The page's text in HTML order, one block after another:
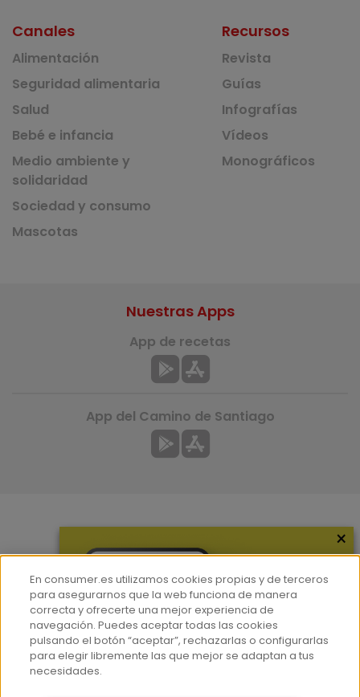
Canales
Alimentación
Seguridad alimentaria
Salud
Bebé e infancia
Medio ambiente y
solidaridad
Sociedad y consumo
Mascotas
Recursos
Revista
Guías
Infografías
Vídeos
Monográficos
Hemeroteca
Contacto
Prensa
Corpus Lingüístico Consumer
Nuestras Apps
App de recetas
App del Camino de Santiago
×
En consumer.es utilizamos cookies propias y de terceros
para asegurarnos que la web funciona de manera
correcta y ofrecerte una mejor experiencia de
navegación. Puedes aceptar todas las cookies
pulsando el botón “aceptar”, rechazarlas o configurarlas
para elegir libremente las que mejor se adaptan a tus
necesidades.